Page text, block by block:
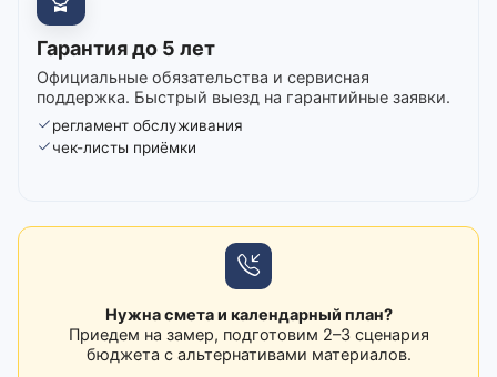
Гарантия до 5 лет
Официальные обязательства и сервисная
поддержка. Быстрый выезд на гарантийные заявки.
регламент обслуживания
чек-листы приёмки
Нужна смета и календарный план?
Приедем на замер, подготовим 2–3 сценария
бюджета с альтернативами материалов.